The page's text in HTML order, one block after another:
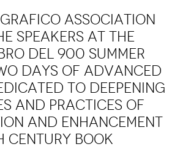
Grafico Association
speakers at the
DEL 900 Summer
days of advanced
to deepening
and practices of
and enhancement
century book